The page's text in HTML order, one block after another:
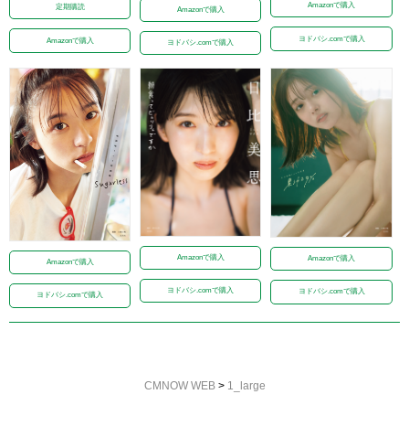
定期購読
Amazonで購入
Amazonで購入
ヨドバシ.comで購入
Amazonで購入
ヨドバシ.comで購入
Amazonで購入
ヨドバシ.comで購入
Amazonで購入
ヨドバシ.comで購入
Amazonで購入
ヨドバシ.comで購入
CMNOW WEB> 1_large